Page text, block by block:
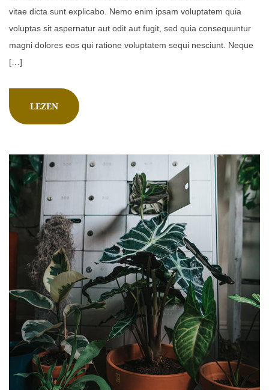
vitae dicta sunt explicabo. Nemo enim ipsam voluptatem quia
voluptas sit aspernatur aut odit aut fugit, sed quia consequuntur
magni dolores eos qui ratione voluptatem sequi nesciunt. Neque
[…]
LEZEN